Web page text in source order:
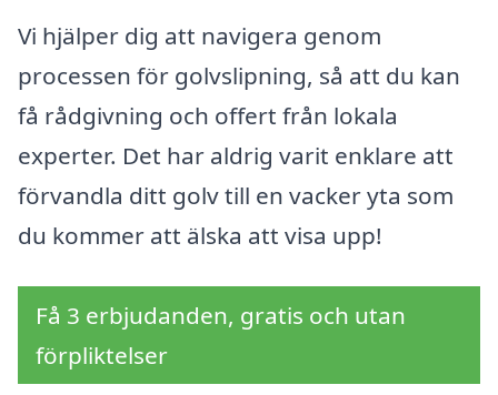
Vi hjälper dig att navigera genom
processen för golvslipning, så att du kan
få rådgivning och offert från lokala
experter. Det har aldrig varit enklare att
förvandla ditt golv till en vacker yta som
du kommer att älska att visa upp!
Få 3 erbjudanden, gratis och utan
förpliktelser